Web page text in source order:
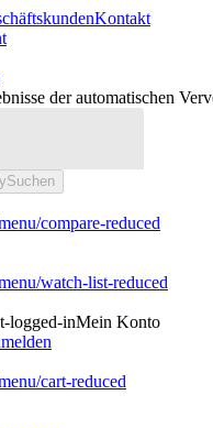
Kontakt
der automatischen
Suchen
Mein Konto